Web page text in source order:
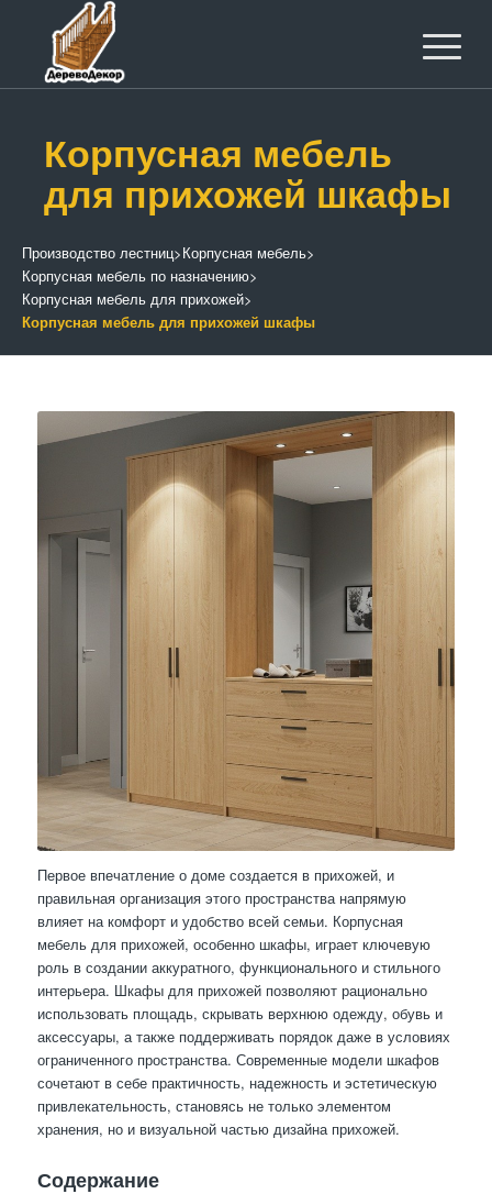
Корпусная мебель
для прихожей шкафы
Производство лестниц>Корпусная мебель>
Корпусная мебель по назначению>
Корпусная мебель для прихожей>
Корпусная мебель для прихожей шкафы
Первое впечатление о доме создается в прихожей, и
правильная организация этого пространства напрямую
влияет на комфорт и удобство всей семьи. Корпусная
мебель для прихожей, особенно шкафы, играет ключевую
роль в создании аккуратного, функционального и стильного
интерьера. Шкафы для прихожей позволяют рационально
использовать площадь, скрывать верхнюю одежду, обувь и
аксессуары, а также поддерживать порядок даже в условиях
ограниченного пространства. Современные модели шкафов
сочетают в себе практичность, надежность и эстетическую
привлекательность, становясь не только элементом
хранения, но и визуальной частью дизайна прихожей.
Содержание